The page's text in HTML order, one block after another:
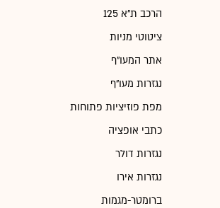
הרכב ת"א 125
ציטוטי מניות
אתר המעו"ף
נגזרות מעו"ף
מפת פוזיציות פתוחות
כתבי אופציה
נגזרות דולר
נגזרות אירו
ברומטר-מגמות